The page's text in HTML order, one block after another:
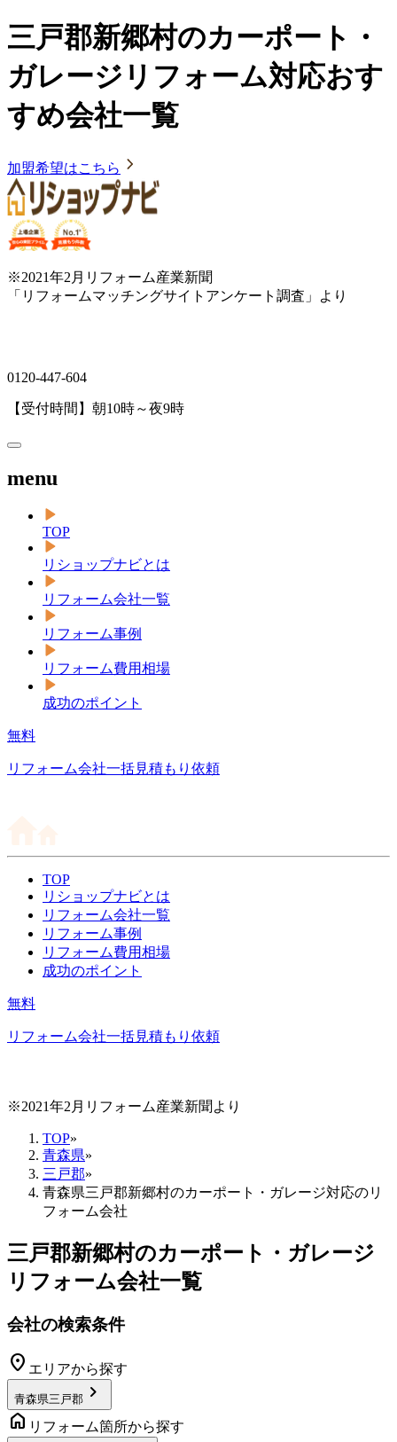
三戸郡新郷村のカーポート・
ガレージリフォーム対応おす
すめ会社一覧
加盟希望はこちら
※2021年2月リフォーム産業新聞
「リフォームマッチングサイトアンケート調査」より
0120-447-604
【受付時間】朝10時～夜9時
menu
TOP
リショップナビとは
リフォーム会社一覧
リフォーム事例
リフォーム費用相場
成功のポイント
無料
リフォーム会社一括見積もり依頼
TOP
リショップナビとは
リフォーム会社一覧
リフォーム事例
リフォーム費用相場
成功のポイント
無料
リフォーム会社一括見積もり依頼
※2021年2月リフォーム産業新聞より
TOP»
青森県»
三戸郡»
青森県三戸郡新郷村のカーポート・ガレージ対応のリ
フォーム会社
三戸郡新郷村のカーポート・ガレージ
リフォーム会社一覧
会社の検索条件
location_on エリアから探す
青森県三戸郡 chevron_right
home リフォーム箇所から探す